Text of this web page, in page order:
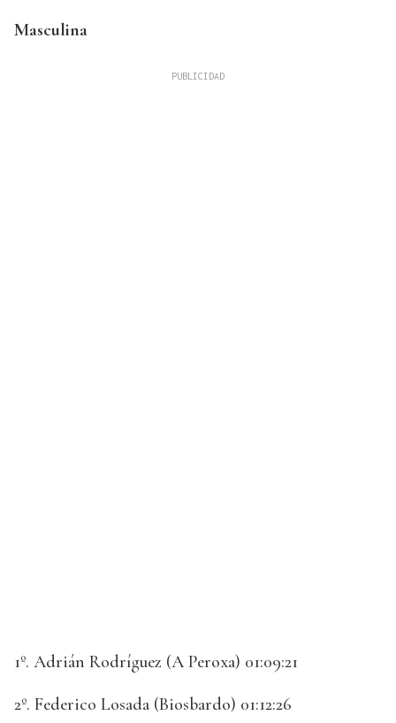
Masculina
1º. Adrián Rodríguez (A Peroxa) 01:09:21
2º. Federico Losada (Biosbardo) 01:12:26